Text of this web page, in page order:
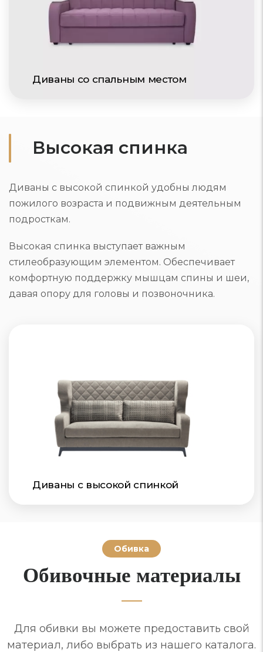
Диваны со спальным местом
Высокая спинка
Диваны с высокой спинкой удобны людям
пожилого возраста и подвижным деятельным
подросткам.
Высокая спинка выступает важным
стилеобразующим элементом. Обеспечивает
комфортную поддержку мышцам спины и шеи,
давая опору для головы и позвоночника.
Диваны с высокой спинкой
Обивка
Обивочные материалы
Для обивки вы можете предоставить свой
материал, либо выбрать из нашего каталога.